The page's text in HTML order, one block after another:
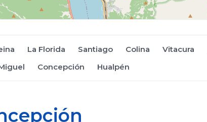
La Florida Santiago Colina Vitacura
Concepción Hualpén